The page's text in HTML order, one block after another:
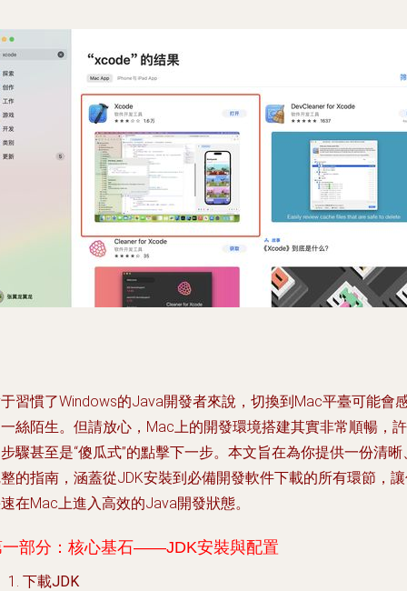
習慣了Windows的Java開發者來說，切換到Mac平臺可能會
絲陌生。但請放心，Mac上的開發環境搭建其實非常順暢，許
驟甚至是“傻瓜式”的點擊下一步。本文旨在為你提供一份清晰
的指南，涵蓋從JDK安裝到必備開發軟件下載的所有環節，
在Mac上進入高效的Java開發狀態。
一部分：核心基石——JDK安裝與配置
下載JDK